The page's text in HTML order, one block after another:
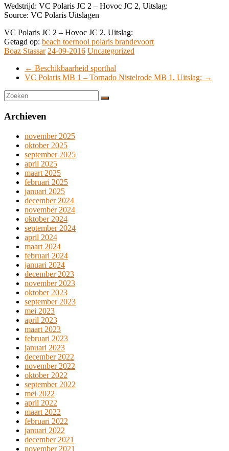
Wedstrijd: VC Polaris JC 2 – Hovoc JC 2, Uitslag:
Source: VC Polaris Uitslagen
VC Polaris JC 2 – Hovoc JC 2, Uitslag:
Getagd op: beach toernooi polaris brandevoort
Boaz Stassar 24-09-2016 Uncategorized
← Beschikbaarheid sporthal
VC Polaris MB 1 – Tornado Nistelrode MB 1, Uitslag: →
Archieven
november 2025
oktober 2025
september 2025
april 2025
maart 2025
februari 2025
januari 2025
december 2024
november 2024
oktober 2024
september 2024
april 2024
maart 2024
februari 2024
januari 2024
december 2023
november 2023
oktober 2023
september 2023
mei 2023
april 2023
maart 2023
februari 2023
januari 2023
december 2022
november 2022
oktober 2022
september 2022
mei 2022
april 2022
maart 2022
februari 2022
januari 2022
december 2021
november 2021